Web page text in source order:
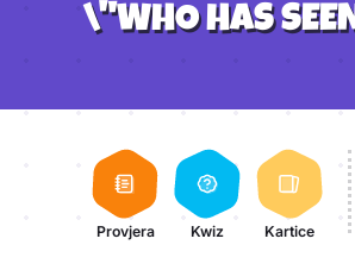
\"WHO HAS
Aktivnosti lekcije
Provjera Kwiz Kartice